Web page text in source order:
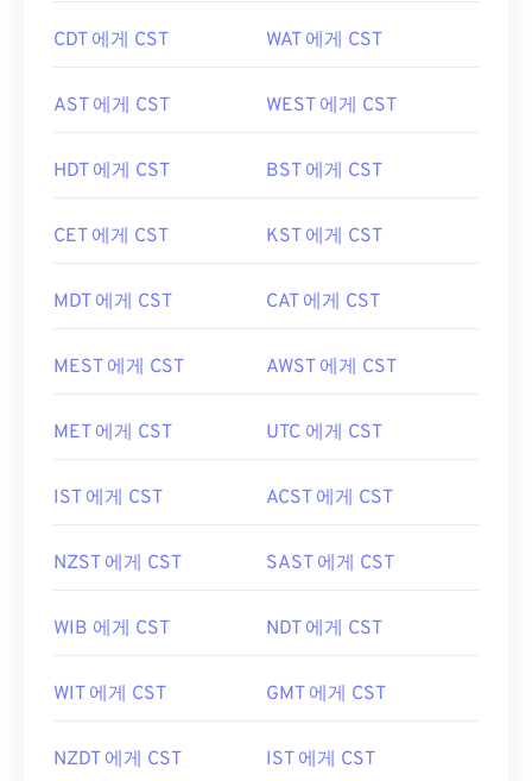
CDT 에게 CST WAT 에게 CST
AST 에게 CST WEST 에게 CST
HDT 에게 CST BST 에게 CST
CET 에게 CST KST 에게 CST
MDT 에게 CST CAT 에게 CST
MEST 에게 CST AWST 에게 CST
MET 에게 CST UTC 에게 CST
IST 에게 CST ACST 에게 CST
NZST 에게 CST SAST 에게 CST
WIB 에게 CST NDT 에게 CST
WIT 에게 CST GMT 에게 CST
NZDT 에게 CST IST 에게 CST